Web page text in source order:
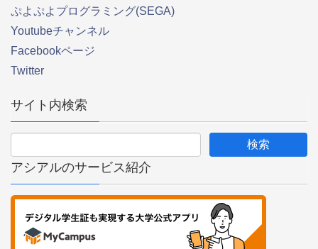
ぷよぷよプログラミング(SEGA)
Youtubeチャンネル
Facebookページ
Twitter
サイト内検索
アシアルのサービス紹介